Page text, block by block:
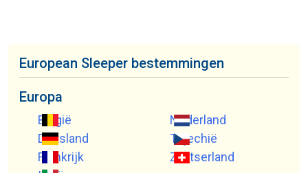
European Sleeper bestemmingen
Europa
België
Duitsland
Frankrijk
Nederland
Tsjechië
Zwitserland